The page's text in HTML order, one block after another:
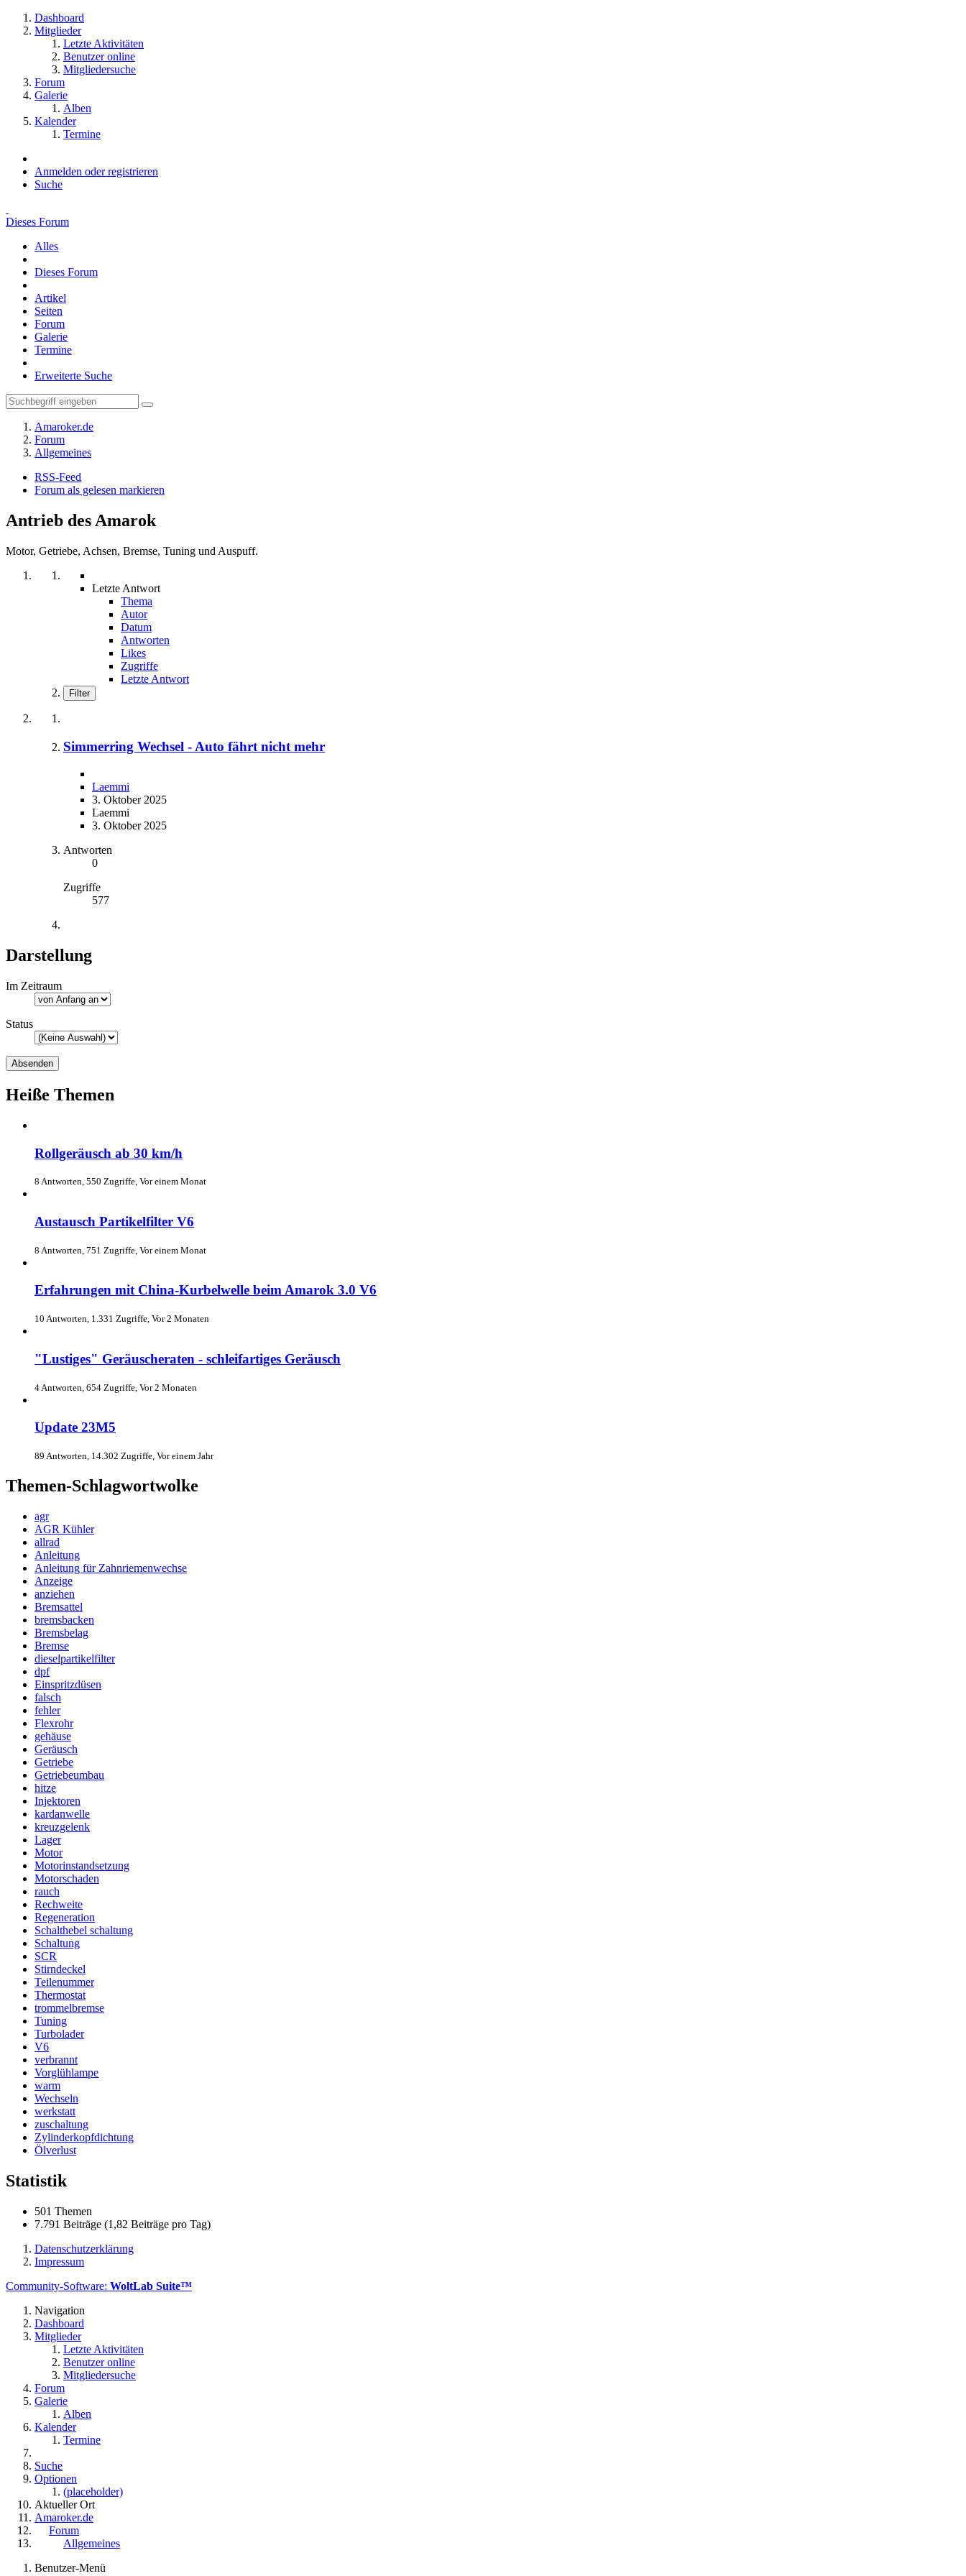
Dashboard
Mitglieder
Letzte Aktivitäten
Benutzer online
Mitgliedersuche
Forum
Galerie
Alben
Kalender
Termine
Anmelden oder registrieren
Suche
Dieses Forum
Alles
Dieses Forum
Artikel
Seiten
Forum
Galerie
Termine
Erweiterte Suche
Amaroker.de
Forum
Allgemeines
RSS-Feed
Forum als gelesen markieren
Antrieb des Amarok
Motor, Getriebe, Achsen, Bremse, Tuning und Auspuff.
Letzte Antwort
Thema
Autor
Datum
Antworten
Likes
Zugriffe
Letzte Antwort
Filter
Simmerring Wechsel - Auto fährt nicht mehr
Laemmi
3. Oktober 2025
Laemmi
3. Oktober 2025
Antworten
0
Zugriffe
577
Darstellung
Im Zeitraum
Status
Heiße Themen
Rollgeräusch ab 30 km/h
8 Antworten, 550 Zugriffe, Vor einem Monat
Austausch Partikelfilter V6
8 Antworten, 751 Zugriffe, Vor einem Monat
Erfahrungen mit China-Kurbelwelle beim Amarok 3.0 V6
10 Antworten, 1.331 Zugriffe, Vor 2 Monaten
"Lustiges" Geräuscheraten - schleifartiges Geräusch
4 Antworten, 654 Zugriffe, Vor 2 Monaten
Update 23M5
89 Antworten, 14.302 Zugriffe, Vor einem Jahr
Themen-Schlagwortwolke
agr
AGR Kühler
allrad
Anleitung
Anleitung für Zahnriemenwechse
Anzeige
anziehen
Bremsattel
bremsbacken
Bremsbelag
Bremse
dieselpartikelfilter
dpf
Einspritzdüsen
falsch
fehler
Flexrohr
gehäuse
Geräusch
Getriebe
Getriebeumbau
hitze
Injektoren
kardanwelle
kreuzgelenk
Lager
Motor
Motorinstandsetzung
Motorschaden
rauch
Rechweite
Regeneration
Schalthebel schaltung
Schaltung
SCR
Stirndeckel
Teilenummer
Thermostat
trommelbremse
Tuning
Turbolader
V6
verbrannt
Vorglühlampe
warm
Wechseln
werkstatt
zuschaltung
Zylinderkopfdichtung
Ölverlust
Statistik
501 Themen
7.791 Beiträge (1,82 Beiträge pro Tag)
Datenschutzerklärung
Impressum
Community-Software: WoltLab Suite™
Navigation
Dashboard
Mitglieder
Letzte Aktivitäten
Benutzer online
Mitgliedersuche
Forum
Galerie
Alben
Kalender
Termine
Suche
Optionen
(placeholder)
Aktueller Ort
Amaroker.de
Forum
Allgemeines
Benutzer-Menü